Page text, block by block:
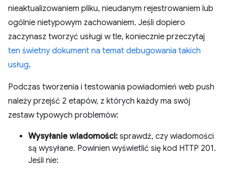
nieaktualizowaniem pliku, nieudanym rejestrowaniem lub
ogólnie nietypowym zachowaniem. Jeśli dopiero
zaczynasz tworzyć usługi w tle, koniecznie przeczytaj
ten świetny dokument na temat debugowania takich
usług.
Podczas tworzenia i testowania powiadomień web push
należy przejść 2 etapów, z których każdy ma swój
zestaw typowych problemów:
Wysyłanie wiadomości: sprawdź, czy wiadomości
są wysyłane. Powinien wyświetlić się kod HTTP 201.
Jeśli nie: